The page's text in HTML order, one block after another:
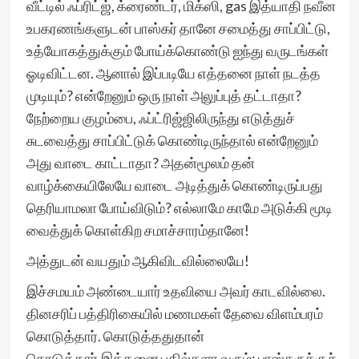
வீட்டில் ஃப்ரிட்ஜ், க்ரைண்டர், மிக்ஸி, gas இத்யாதி நவீன
உபகரணங்களுடன் பாஸ்கர் தானே சமைத்து சாப்பிட்டு,
உத்யோகத்துக்கும் போய்க்கொண்டு ஐந்து வருடங்கள்
ஓடிவிட்டன. ஆனால் இப்படியே எத்தனை நாள் நடத்த
முடியும்? என்றேனும் ஒரு நாள் அலுப்புத் தட்டாதா?
நேற்றைய குழம்பை, ஃப்ட்ரிஜ்ஜிலிருந்து எடுத்துச்
சுடவைத்து சாப்பிட்டுக் கொண்டிருந்தால் என்றேனும்
அது வாடை காட்டாதா? அதன்மூலம் தன்
வாழ்க்கையிலேயே வாடை அடித்துக் கொண்டிருப்பது
தெரியாமலா போய்விடும்? எல்லாமே காமே அடுக்கி மூடி
வைத்துக் கொள்கிற சமாச்சாரம்தானே!
அத்துடன் வயதும் ஆகிவிடவில்லையே!
இச்சமயம் அண்டையார் உதவியை அவர் காடவில்லை.
தினசரிப் பத்திரிகையில் மணமகள் தேவை விளம்பரம்
கொடுத்தார். கொடுத்ததுதான்